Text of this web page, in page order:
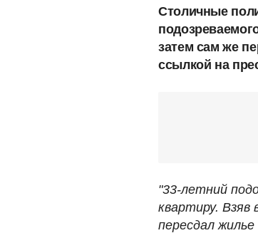
Столичные
затем сам же
ссылкой на
"33-летний
квартиру. Взяв
пересдал